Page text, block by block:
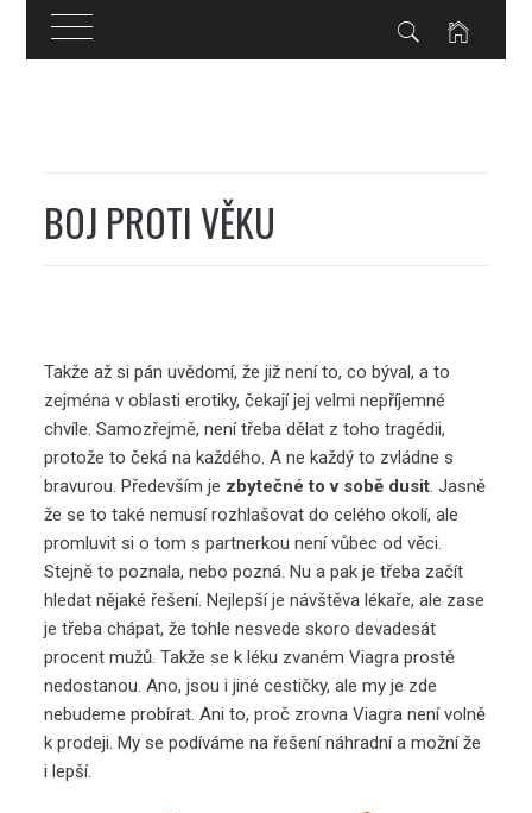
BOJ PROTI VĚKU
Takže až si pán uvědomí, že již není to, co býval, a to
zejména v oblasti erotiky, čekají jej velmi nepříjemné
chvíle. Samozřejmě, není třeba dělat z toho tragédii,
protože to čeká na každého. A ne každý to zvládne s
bravurou. Především je zbytečné to v sobě dusit . Jasně
že se to také nemusí rozhlašovat do celého okolí, ale
promluvit si o tom s partnerkou není vůbec od věci.
Stejně to poznala, nebo pozná. Nu a pak je třeba začít
hledat nějaké řešení. Nejlepší je návštěva lékaře, ale zase
je třeba chápat, že tohle nesvede skoro devadesát
procent mužů. Takže se k léku zvaném Viagra prostě
nedostanou. Ano, jsou i jiné cestičky, ale my je zde
nebudeme probírat. Ani to, proč zrovna Viagra není volně
k prodeji. My se podíváme na řešení náhradní a možní že
i lepší.